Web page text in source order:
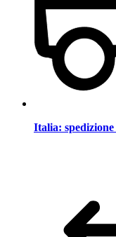
Italia: